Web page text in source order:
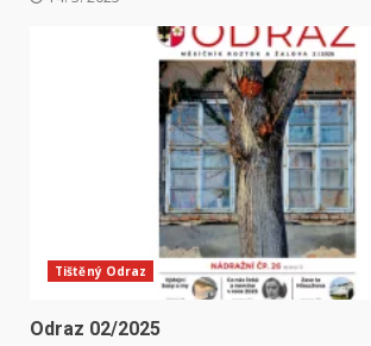
Tištěný Odraz
Odraz 02/2025